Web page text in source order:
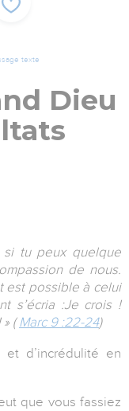
texte
Dieu
tu peux quelque
de nous.
est possible à celui
s’écria :Je crois !
(Marc 9 :22-24)
d’incrédulité en
que vous fassiez